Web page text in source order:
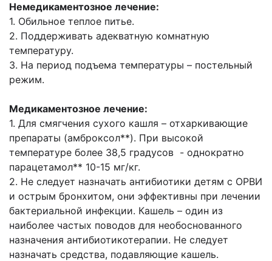
Немедикаментозное лечение:
1. Обильное теплое питье.
2. Поддерживать адекватную комнатную
температуру.
3. На период подъема температуры – постельный
режим.
Медикаментозное лечение:
1. Для смягчения сухого кашля – отхаркивающие
препараты (амброксол**). При высокой
температуре более 38,5 градусов - однократно
парацетамол** 10-15 мг/кг.
2. Не следует назначать антибиотики детям с ОРВИ
и острым бронхитом, они эффективны при лечении
бактериальной инфекции. Кашель – один из
наиболее частых поводов для необоснованного
назначения антибиотикотерапии. Не следует
назначать средства, подавляющие кашель.